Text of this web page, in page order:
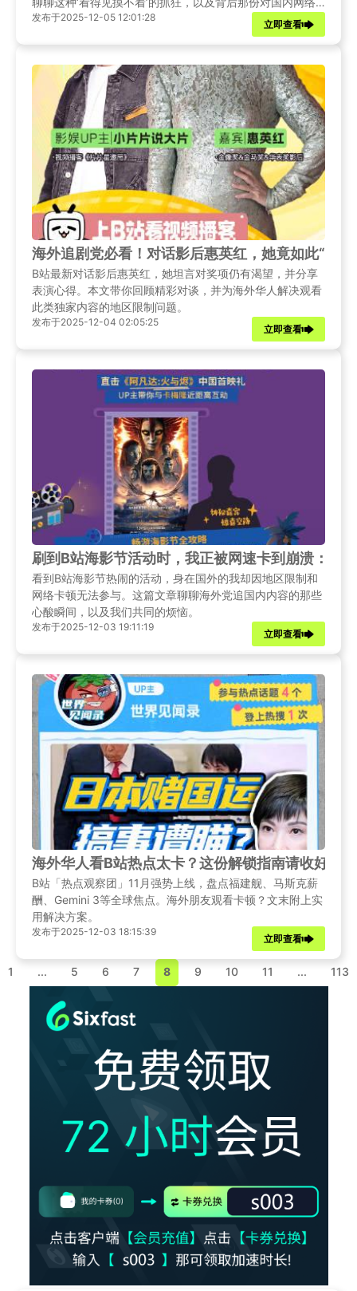
娱乐内容的深深想念。
发布于2025-12-05 12:01:28
立即查看
海外追剧党必看！对话影后惠英红，她竟如此“贪
B站最新对话影后惠英红，她坦言对奖项仍有渴望，并分享
表演心得。本文带你回顾精彩对谈，并为海外华人解决观看
此类独家内容的地区限制问题。
发布于2025-12-04 02:05:25
立即查看
刷到B站海影节活动时，我正被网速卡到崩溃：海
看到B站海影节热闹的活动，身在国外的我却因地区限制和
网络卡顿无法参与。这篇文章聊聊海外党追国内内容的那些
心酸瞬间，以及我们共同的烦恼。
发布于2025-12-03 19:11:19
立即查看
海外华人看B站热点太卡？这份解锁指南请收好！
B站「热点观察团」11月强势上线，盘点福建舰、马斯克薪
酬、Gemini 3等全球焦点。海外朋友观看卡顿？文末附上实
用解决方案。
发布于2025-12-03 18:15:39
立即查看
1 ... 5 6 7 8 9 10 11 ... 113